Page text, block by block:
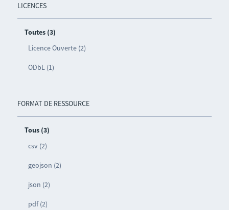
LICENCES
Toutes (3)
Licence Ouverte (2)
ODbL (1)
FORMAT DE RESSOURCE
Tous (3)
csv (2)
geojson (2)
json (2)
pdf (2)